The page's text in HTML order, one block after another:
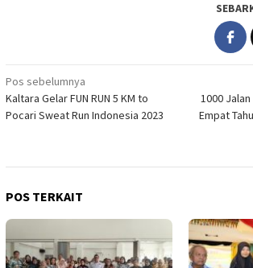
Navigasi
pos
Pos sebelumnya
Kaltara Gelar FUN RUN 5 KM to
Pocari Sweat Run Indonesia 2023
1000
Empat
POS TERKAIT